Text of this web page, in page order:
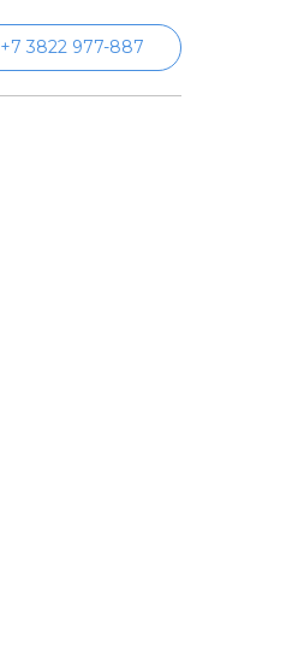
+7 3822 977-887